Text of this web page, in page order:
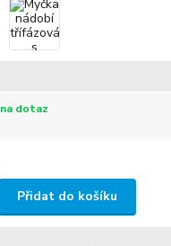
na dotaz
Přidat do košíku